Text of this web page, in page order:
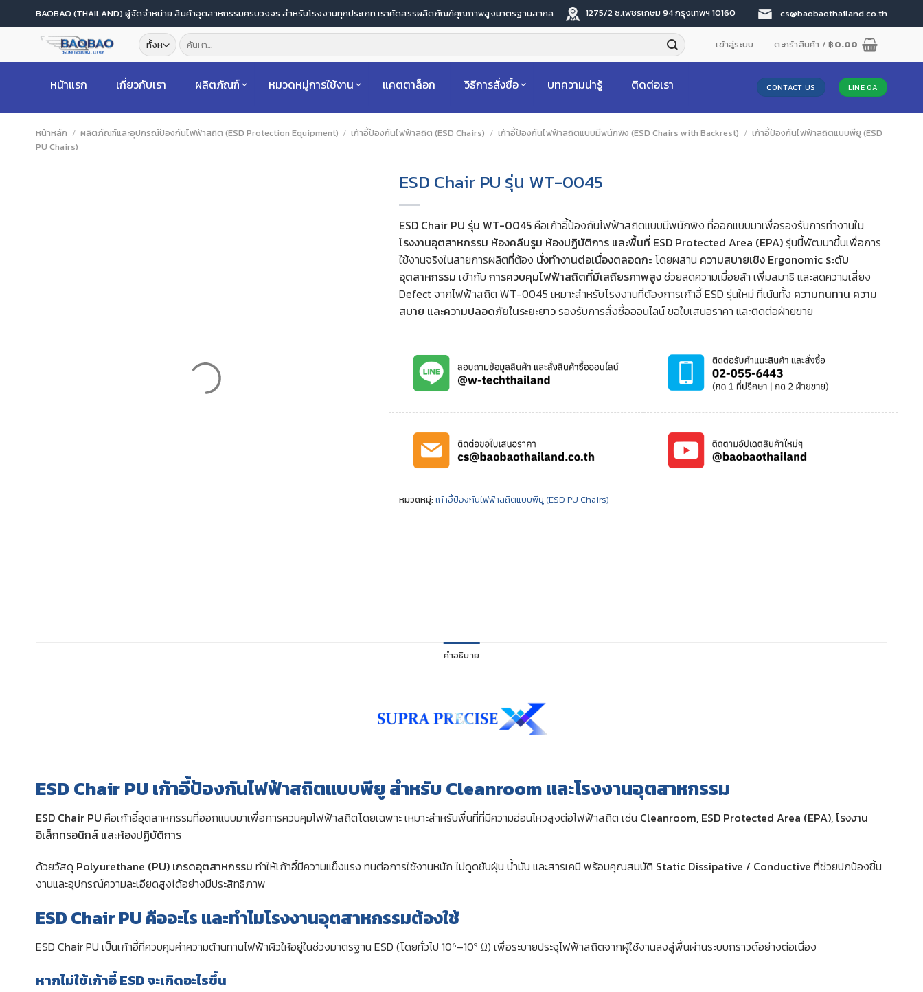
ไป
เนื้อหา
BAOBAO (THAILAND) ผู้จัดจำหน่าย สินค้าอุตสาหกรรมครบวงจร สำหรับโรงงานทุกประเภท เราคัดสรรผลิตภัณฑ์คุณภาพสูงมาตรฐานสากล 1275/2 ซ.เพชรเกษม 94 กรุงเทพฯ 10160 cs@baobaothailand.co.th
ค้นหา: เข้าสู่ระบบ ตะกร้าสินค้า /฿0.00
หน้าแรก เกี่ยวกับเรา ผลิตภัณฑ์ หมวดหมู่การใช้งาน แคตตาล็อก วิธีการสั่งซื้อ บทความน่ารู้ ติดต่อเรา CONTACT US LINE OA
หน้าหลัก / ผลิตภัณฑ์และอุปกรณ์ป้องกันไฟฟ้าสถิต (ESD Protection Equipment) / เก้าอี้ป้องกันไฟฟ้าสถิต (ESD Chairs) / เก้าอี้ป้องกันไฟฟ้าสถิตแบบมีพนักพิง (ESD Chairs with Backrest) / เก้าอี้ป้องกันไฟฟ้าสถิตแบบพียู (ESD
PU Chairs)
ESD Chair PU รุ่น WT-0045
ESD Chair PU รุ่น WT-0045คือเก้าอี้ป้องกันไฟฟ้าสถิตแบบมีพนักพิง ที่ออกแบบมาเพื่อรองรับการทำงานใน
โรงงานอุตสาหกรรม ห้องคลีนรูม ห้องปฏิบัติการ และพื้นที่ ESD Protected Area (EPA)รุ่นนี้พัฒนาขึ้นเพื่อการ
ใช้งานจริงในสายการผลิตที่ต้อง นั่งทำงานต่อเนื่องตลอดกะ โดยผสาน ความสบายเชิง Ergonomic ระดับ
อุตสาหกรรม เข้ากับการควบคุมไฟฟ้าสถิตที่มีเสถียรภาพสูงช่วยลดความเมื่อยล้า เพิ่มสมาธิ และลดความเสี่ยง
Defect จากไฟฟ้าสถิต WT-0045 เหมาะสำหรับโรงงานที่ต้องการเก้าอี้ ESD รุ่นใหม่ ที่เน้นทั้ง ความทนทาน ความ
สบาย และความปลอดภัยในระยะยาวรองรับการสั่งซื้อออนไลน์ ขอใบเสนอราคา และติดต่อฝ่ายขาย
หมวดหมู่:เก้าอี้ป้องกันไฟฟ้าสถิตแบบพียู (ESD PU Chairs)
คำอธิบาย
ESD Chair PU เก้าอี้ป้องกันไฟฟ้าสถิตแบบพียู สำหรับ Cleanroom และโรงงานอุตสาหกรรม
ESD Chair PU คือเก้าอี้อุตสาหกรรมที่ออกแบบมาเพื่อการควบคุมไฟฟ้าสถิตโดยเฉพาะ เหมาะสำหรับพื้นที่ที่มีความอ่อนไหวสูงต่อไฟฟ้าสถิต เช่น Cleanroom, ESD Protected Area (EPA), โรงงาน
อิเล็กทรอนิกส์ และห้องปฏิบัติการ
ด้วยวัสดุ Polyurethane (PU) เกรดอุตสาหกรรม ทำให้เก้าอี้มีความแข็งแรง ทนต่อการใช้งานหนัก ไม่ดูดซับฝุ่น น้ำมัน และสารเคมี พร้อมคุณสมบัติ Static Dissipative / Conductive ที่ช่วยปกป้องชิ้น
งานและอุปกรณ์ความละเอียดสูงได้อย่างมีประสิทธิภาพ
ESD Chair PU คืออะไร และทำไมโรงงานอุตสาหกรรมต้องใช้
ESD Chair PU เป็นเก้าอี้ที่ควบคุมค่าความต้านทานไฟฟ้าผิวให้อยู่ในช่วงมาตรฐาน ESD (โดยทั่วไป 10⁶–10⁹ Ω) เพื่อระบายประจุไฟฟ้าสถิตจากผู้ใช้งานลงสู่พื้นผ่านระบบกราวด์อย่างต่อเนื่อง
หากไม่ใช้เก้าอี้ ESD จะเกิดอะไรขึ้น